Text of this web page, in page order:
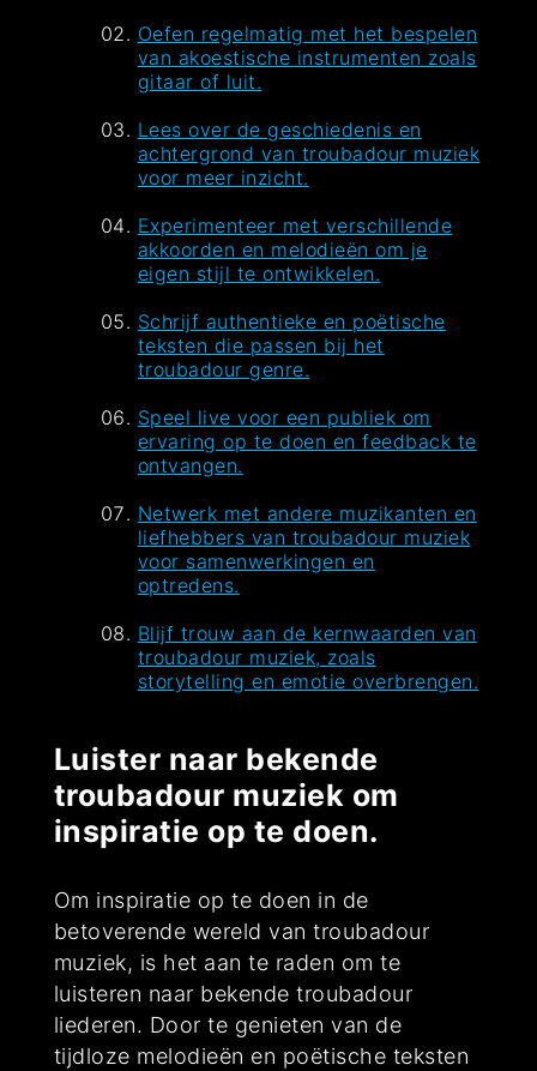
Oefen regelmatig met het bespelen
van akoestische instrumenten zoals
gitaar of luit.
Lees over de geschiedenis en
achtergrond van troubadour muziek
voor meer inzicht.
Experimenteer met verschillende
akkoorden en melodieën om je
eigen stijl te ontwikkelen.
Schrijf authentieke en poëtische
teksten die passen bij het
troubadour genre.
Speel live voor een publiek om
ervaring op te doen en feedback te
ontvangen.
Netwerk met andere muzikanten en
liefhebbers van troubadour muziek
voor samenwerkingen en
optredens.
Blijf trouw aan de kernwaarden van
troubadour muziek, zoals
storytelling en emotie overbrengen.
Luister naar bekende
troubadour muziek om
inspiratie op te doen.
Om inspiratie op te doen in de
betoverende wereld van troubadour
muziek, is het aan te raden om te
luisteren naar bekende troubadour
liederen. Door te genieten van de
tijdloze melodieën en poëtische teksten